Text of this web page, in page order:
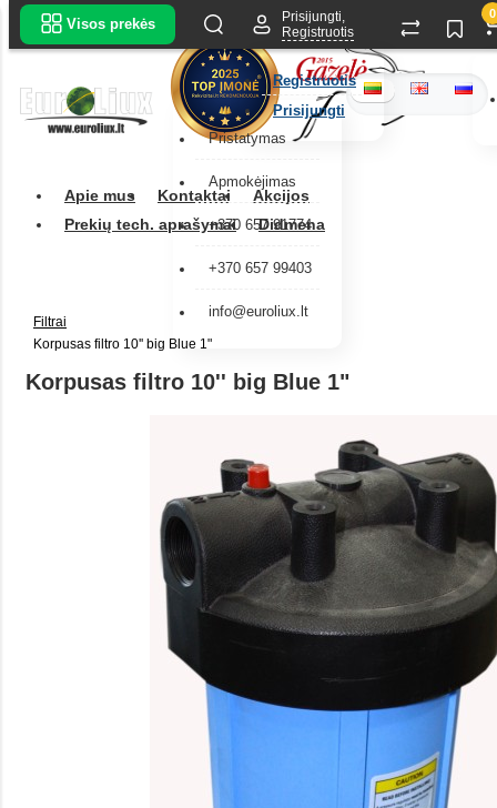
Pristatymas
Apmokėjimas
+370 657 91774
+370 657 99403
info@euroliux.lt
Apie mus Kontaktai
Akcijos
Prekių tech. aprašymai
Didmena
Visos prekės
Prisijungti,
Registruotis
Registruotis
Prisijungti
0
Filtrai
Korpusas filtro 10'' big Blue 1"
Korpusas filtro 10'' big Blue 1"